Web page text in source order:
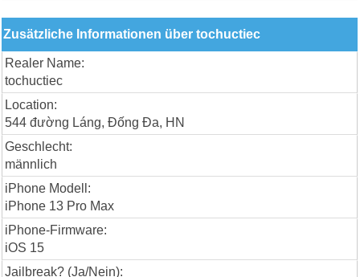
Zusätzliche Informationen über tochuctiec
Realer Name:
tochuctiec
Location:
544 đường Láng, Đống Đa, HN
Geschlecht:
männlich
iPhone Modell:
iPhone 13 Pro Max
iPhone-Firmware:
iOS 15
Jailbreak? (Ja/Nein):